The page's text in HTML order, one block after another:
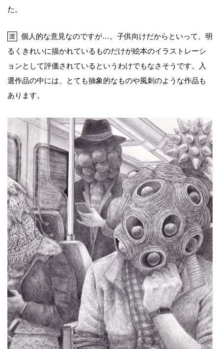
た。
渡
個人的な意見なのですが…。子供向けだからといって、明
るくきれいに描かれているものだけが絵本のイラストレーシ
ョンとして評価されているというわけでもなさそうです。入
選作品の中には、とても抽象的なものや風刺のような作品も
あります。